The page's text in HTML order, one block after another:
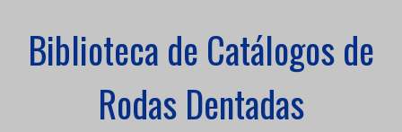
Biblioteca de Catálogos de
Rodas Dentadas